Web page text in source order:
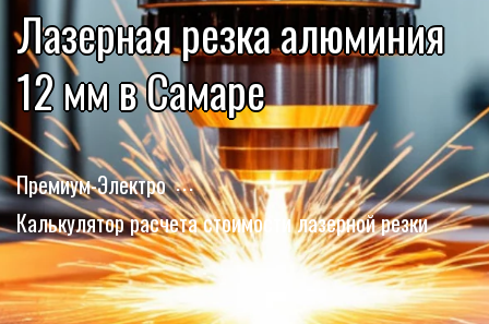
Лазерная резка алюминия
12 мм в Самаре
Премиум-Электро
Калькулятор расчета стоимости лазерной резки